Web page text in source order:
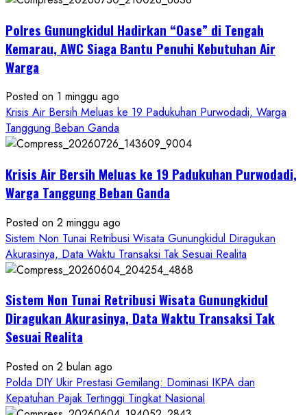
Masuk
Kerja
Seret
Oknum
Wartawan
Polres Gunungkidul Hadirkan “Oase” di Tengah
Kemarau, AWC Siaga Bantu Penuhi Kebutuhan Air
Warga
Posted on 1 minggu ago
Krisis Air Bersih Meluas ke 19 Padukuhan Purwodadi, Warga
Tanggung Beban Ganda
Krisis Air Bersih Meluas ke 19 Padukuhan Purwodadi,
Warga Tanggung Beban Ganda
Posted on 2 minggu ago
Sistem Non Tunai Retribusi Wisata Gunungkidul Diragukan
Akurasinya, Data Waktu Transaksi Tak Sesuai Realita
Sistem Non Tunai Retribusi Wisata Gunungkidul
Diragukan Akurasinya, Data Waktu Transaksi Tak
Sesuai Realita
Posted on 2 bulan ago
Polda DIY Ukir Prestasi Gemilang: Dominasi IKPA dan
Kepatuhan Pajak Tertinggi Tingkat Nasional